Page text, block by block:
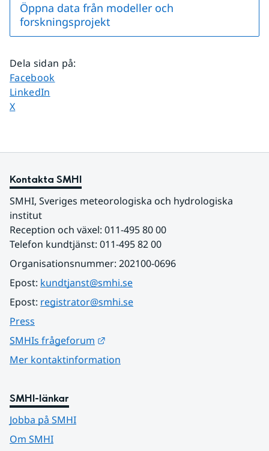
Öppna data från modeller och
forskningsprojekt
Dela sidan på:
Dela sidan på
Facebook
Dela sidan på
LinkedIn
Dela sidan på
X
Kontakta SMHI
SMHI, Sveriges meteorologiska och hydrologiska
institut
Reception och växel: 011-495 80 00
Telefon kundtjänst: 011-495 82 00
Organisationsnummer: 202100-0696
Epost: kundtjanst@smhi.se
Epost: registrator@smhi.se
Press
SMHIs frågeforum
Mer kontaktinformation
SMHI-länkar
Jobba på SMHI
Om SMHI